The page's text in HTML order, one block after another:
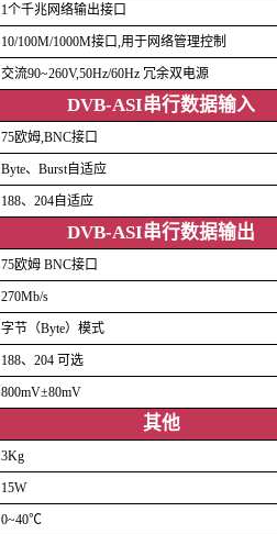
1个千兆网络输出接口
10/100M/1000M接口,用于网络管理控制
交流90~260V,50Hz/60Hz 冗余双电源
DVB-ASI串行数据输入
75欧姆,BNC接口
Byte、Burst自适应
188、204自适应
DVB-ASI串行数据输出
75欧姆 BNC接口
270Mb/s
字节（Byte）模式
188、204 可选
800mV±80mV
其他
3Kg
15W
0~40℃